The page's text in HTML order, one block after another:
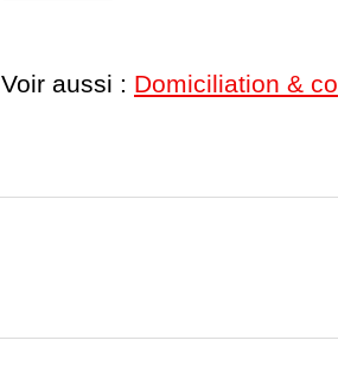
Voir aussi : Domiciliation & co